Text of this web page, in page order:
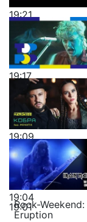
19:21
19:17
19:09
19:04
19:01
Rock-Weekend:
Eruption